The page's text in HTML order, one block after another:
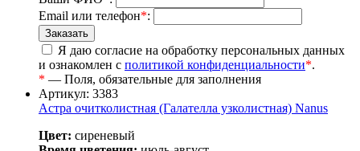
Email или телефон*:
Я даю согласие на обработку персональных данных
и ознакомлен с политикой конфиденциальности*.
* — Поля, обязательные для заполнения
Артикул: 3383
Астра очитколистная (Галателла узколистная) Nanus
Цвет: сиреневый